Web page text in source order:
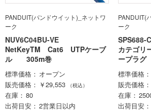
PANDUIT(パンドウイット)_ネットワ
ーク
NUV6C04BU-VE
NetKeyTM Cat6 UTPケーブ
ル 305m巻
標準価格
オープン
販売価格
￥29,553 （税込）
在庫
80
出荷目安
2営業日以内
PANDUIT(
ーク
SPS688-C
カテゴリ
ープラグ
標準価格
販売価格
在庫
出荷目安